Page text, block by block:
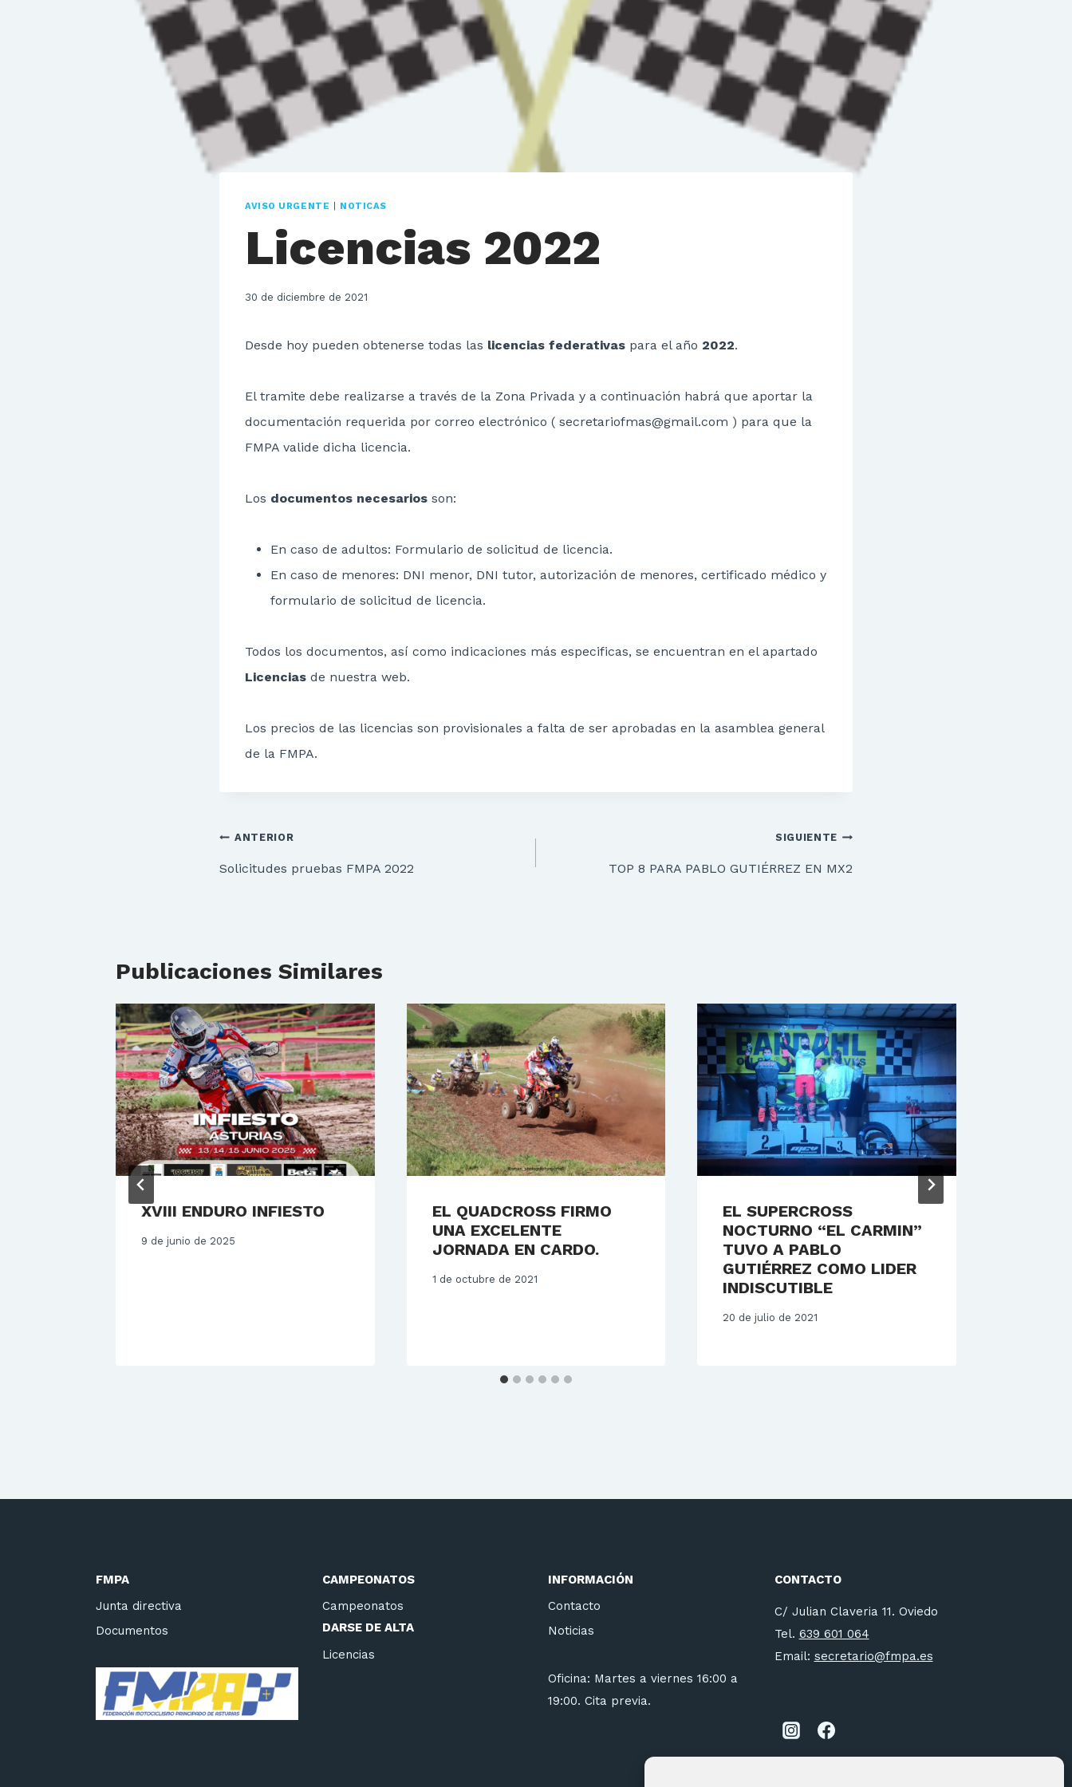
AVISO URGENTE NOTICAS
Licencias 2022
30 de diciembre de 2021
Desde hoy pueden obtenerse todas las licencias federativas para el año 2022.
El tramite debe realizarse a través de la Zona Privada y a continuación habrá que aportar la
documentación requerida por correo electrónico ( secretariofmas@gmail.com ) para que la
FMPA valide dicha licencia.
Los documentos necesarios son:
En caso de adultos: Formulario de solicitud de licencia.
En caso de menores: DNI menor, DNI tutor, autorización de menores, certificado médico y
formulario de solicitud de licencia.
Todos los documentos, así como indicaciones más especificas, se encuentran en el apartado
Licencias de nuestra web.
Los precios de las licencias son provisionales a falta de ser aprobadas en la asamblea general
de la FMPA.
Navegación
de
ANTERIOR
Solicitudes pruebas FMPA 2022
SIGUIENTE
TOP 8 PARA PABLO GUTIÉRREZ EN MX2
Publicaciones Similares
XVIII ENDURO INFIESTO
9 de junio de 2025
EL QUADCROSS FIRMO
UNA EXCELENTE
JORNADA EN CARDO.
1 de octubre de 2021
EL SUPERCROSS
NOCTURNO “EL CARMIN”
TUVO A PABLO
GUTIÉRREZ COMO LIDER
INDISCUTIBLE
20 de julio de 2021
FMPA
Junta directiva
Documentos
CAMPEONATOS
Campeonatos
DARSE DE ALTA
Licencias
INFORMACIÓN
Contacto
Noticias
Oficina: Martes a viernes 16:00 a
19:00. Cita previa.
CONTACTO
C/ Julian Claveria 11. Oviedo
Tel. 639 601 064
Email: secretario@fmpa.es